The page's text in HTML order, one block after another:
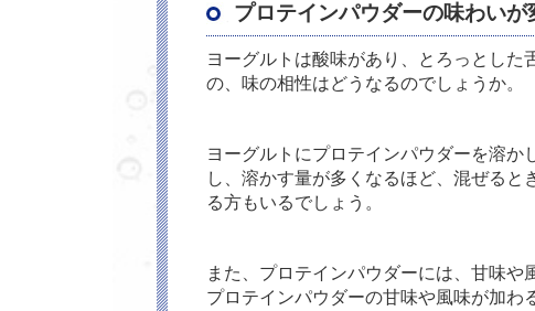
プロテインパウダーの味わいが
ヨーグルトは酸味があり、とろっとした
の、味の相性はどうなるのでしょうか。
ヨーグルトにプロテインパウダーを溶
し、溶かす量が多くなるほど、混ぜる
る方もいるでしょう。
また、プロテインパウダーには、甘味
プロテインパウダーの甘味や風味が加わ